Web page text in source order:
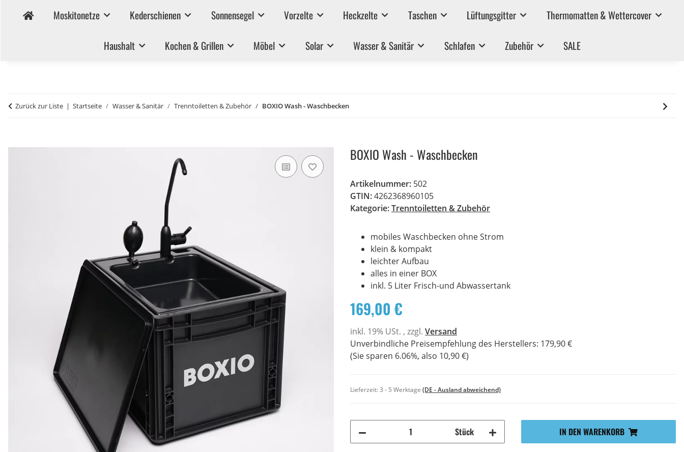
Moskitonetze Kederschienen Sonnensegel Vorzelte Heckzelte Taschen Lüftungsgitter Thermomatten & Wettercover
Haushalt Kochen & Grillen Möbel Solar Wasser & Sanitär Schlafen Zubehör SALE
Zurück zur Liste Startseite Wasser & Sanitär Trenntoiletten & Zubehör BOXIO Wash - Waschbecken
BOXIO Wash - Waschbecken
Artikelnummer: 502
GTIN:4262368960105
Kategorie:Trenntoiletten & Zubehör
mobiles Waschbecken ohne Strom
klein & kompakt
leichter Aufbau
alles in einer BOX
inkl. 5 Liter Frisch-und Abwassertank
169,00 €
inkl. 19% USt. , zzgl. Versand
Unverbindliche Preisempfehlung des Herstellers: 179,90 €
(Sie sparen 6.06%, also 10,90 €)
Lieferzeit:3 - 5 Werktage (DE - Ausland abweichend)
Stück IN DEN WARENKORB